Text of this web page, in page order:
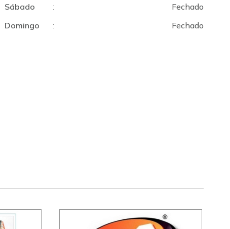
Sábado
:
Fechado
Domingo
: Fechado